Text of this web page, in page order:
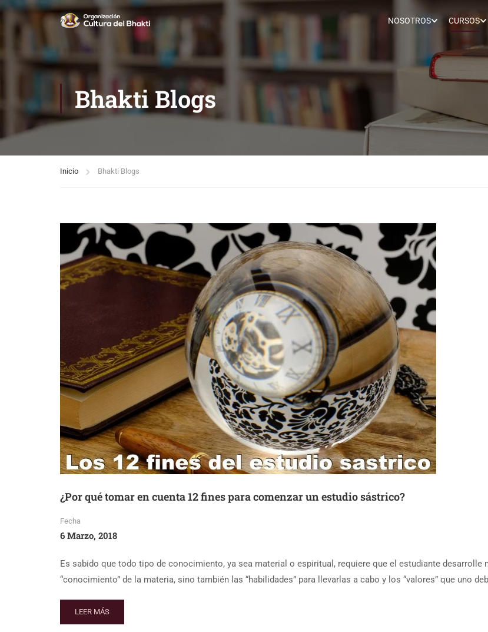
NOSOTROS CURSOS
Bhakti Blogs
Inicio Bhakti Blogs
¿Por qué tomar en cuenta 12 fines para comenzar un estudio sástrico?
Fecha
6 Marzo, 2018
Es sabido que todo tipo de conocimiento, ya sea material o espiritual, requiere que el estudiante desarrolle
“conocimiento” de la materia, sino también las “habilidades” para llevarlas a cabo y los “valores” que uno
LEER MÁS